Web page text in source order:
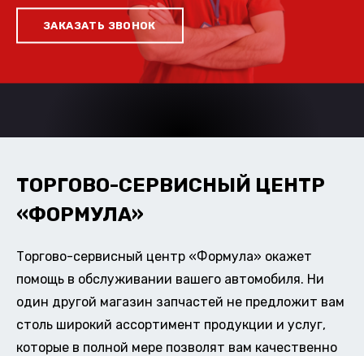
ЗАКАЗАТЬ ЗВОНОК
ТОРГОВО-СЕРВИСНЫЙ ЦЕНТР
«ФОРМУЛА»
Торгово-сервисный центр «Формула» окажет
помощь в обслуживании вашего автомобиля. Ни
один другой магазин запчастей не предложит вам
столь широкий ассортимент продукции и услуг,
которые в полной мере позволят вам качественно